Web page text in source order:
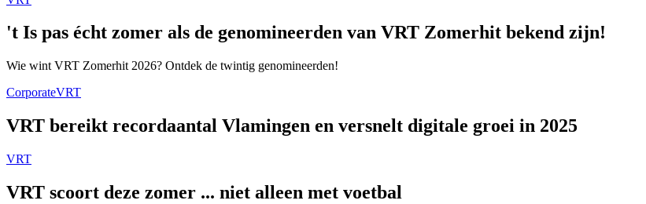
't Is pas écht zomer als de genomineerden van VRT Zomerhit bekend zijn!
Wie wint VRT Zomerhit 2026? Ontdek de twintig genomineerden!
CorporateVRT
VRT bereikt recordaantal Vlamingen en versnelt digitale groei in 2025
VRT
VRT scoort deze zomer ... niet alleen met voetbal